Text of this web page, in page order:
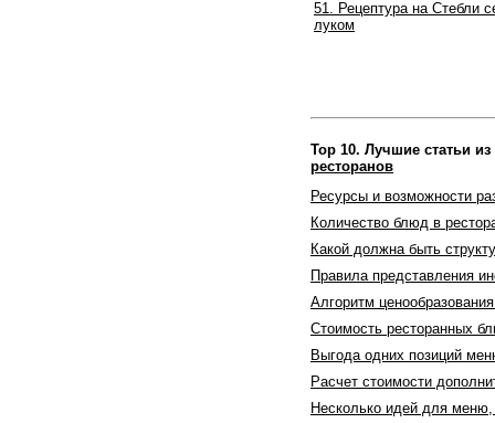
51. Рецептура на Стебли
луком
Top 10. Лучшие статьи
ресторанов
Ресурсы и возможности
Количество блюд в
Какой должна быть
Правила представления
Алгоритм
Стоимость ресторанных
Выгода одних позиций
Расчет стоимости
Несколько идей для меню,